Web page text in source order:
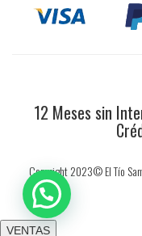
12 Meses sin
Copyright 2023© El Tío
VENTAS